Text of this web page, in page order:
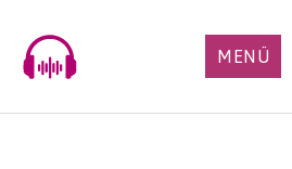
content
MENÜ